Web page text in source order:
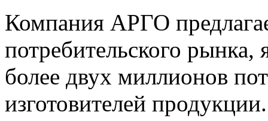
Компания АРГО
потребительского рынка,
более двух миллионов
изготовителей